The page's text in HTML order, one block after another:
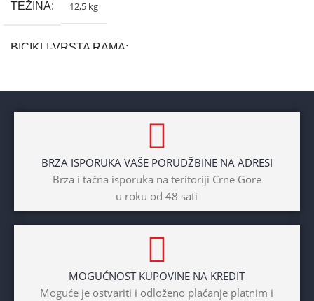
TEŽINA 12,5 kg
BICIKLI-VRSTA RAMA
Unisex
BICIKLI-TIP RAMA
BRZA ISPORUKA VAŠE PORUDŽBINE NA ADRESI
Brza i tačna isporuka na teritoriji Crne Gore
u roku od 48 sati
MOGUĆNOST KUPOVINE NA KREDIT
Moguće je ostvariti i odloženo plaćanje platnim i